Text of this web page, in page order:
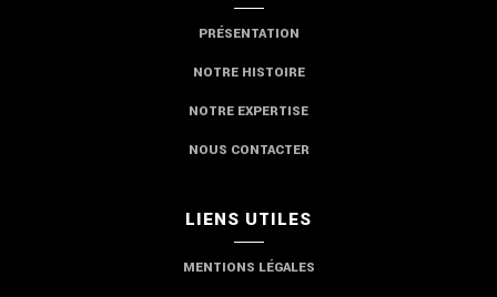
PRÉSENTATION
NOTRE HISTOIRE
NOTRE EXPERTISE
NOUS CONTACTER
LIENS UTILES
MENTIONS LÉGALES